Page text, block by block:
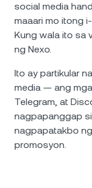
social media
maaari mo itong
Kung wala ito sa
ng Nexo.
Ito ay partikular
media — ang
Telegram, at
nagpapanggap
nagpapatakbo
promosyon.